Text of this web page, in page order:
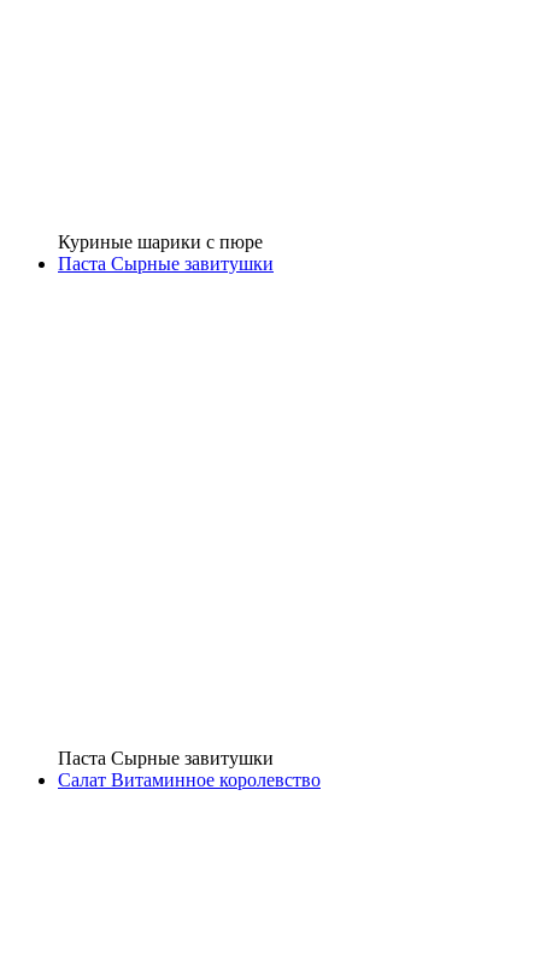
Куриные шарики с пюре
Паста Сырные завитушки
Паста Сырные завитушки
Салат Витаминное королевство